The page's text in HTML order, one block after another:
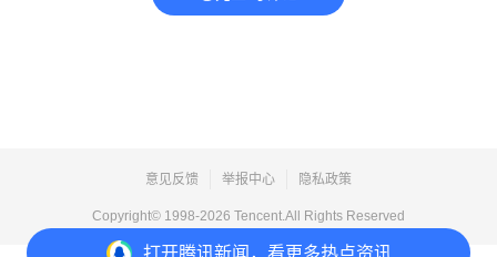
打开腾讯新闻，看更多热点资讯
意见反馈 举报中心 隐私政策
Copyright© 1998-2026 Tencent.All Rights Reserved